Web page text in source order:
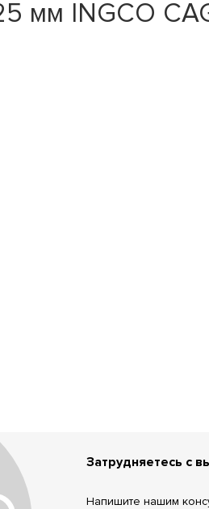
мм INGCO
Затрудняетесь с
Напишите нашим